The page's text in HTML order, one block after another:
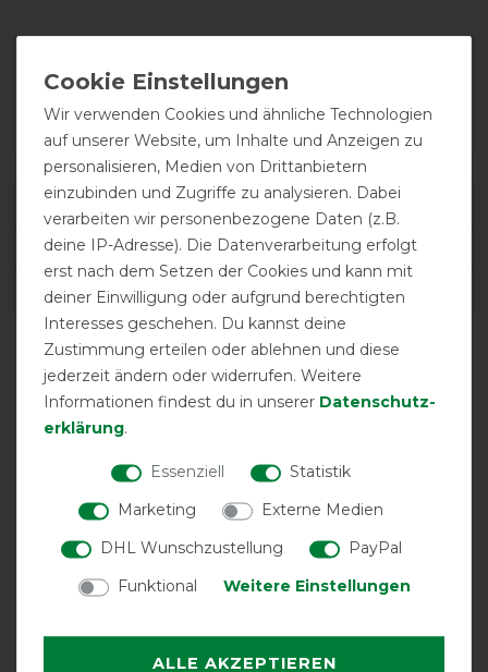
Varianten-ID:30443
SKU:2402093005-9000-185
EAN:8718563893381
Wir verwenden Cookies und ähnliche Technologien
auf unserer Website, um Inhalte und Anzeigen zu
personalisieren, Medien von Drittanbietern
einzubinden und Zugriffe zu analysieren. Dabei
verarbeiten wir personenbezogene Daten (z.B.
deine IP-Adresse). Die Datenverarbeitung erfolgt
erst nach dem Setzen der Cookies und kann mit
deiner Einwilligung oder aufgrund berechtigten
Interesses geschehen. Du kannst deine
Zustimmung erteilen oder ablehnen und diese
jederzeit ändern oder widerrufen. Weitere
Informationen findest du in unserer Daten­schutz­
erklärung.
Essenziell
Statistik
Marketing
Externe Medien
DHL Wunschzustellung
PayPal
Funktional
Weitere Einstellungen
ALLE AKZEPTIEREN